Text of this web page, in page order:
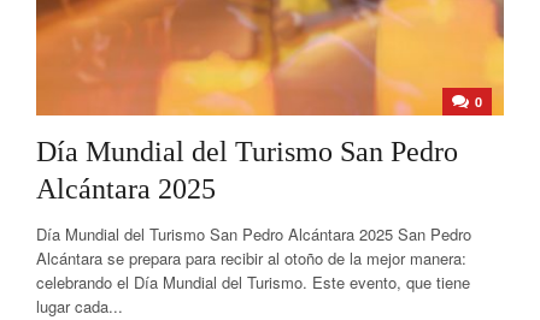
0
Día Mundial del Turismo San Pedro
Alcántara 2025
Día Mundial del Turismo San Pedro Alcántara 2025 San Pedro
Alcántara se prepara para recibir al otoño de la mejor manera:
celebrando el Día Mundial del Turismo. Este evento, que tiene
lugar cada...